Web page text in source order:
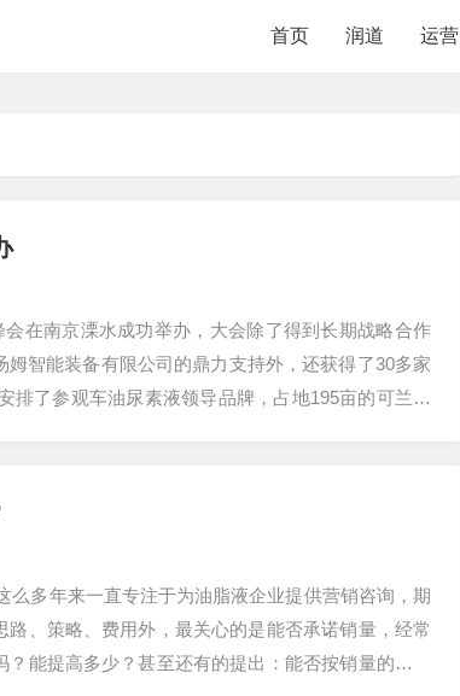
首页 润道 运营
在南京溧水成功举办，大会除了得到长期战略合作
智能装备有限公司的鼎力支持外，还获得了30多家
排了参观车油尿素液领导品牌，占地195亩的可兰素
么多年来一直专注于为油脂液企业提供营销咨询，期
、策略、费用外，最关心的是能否承诺销量，经常
能提高多少？甚至还有的提出：能否按销量的提升